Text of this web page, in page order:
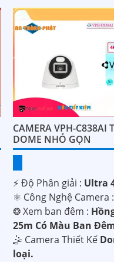
CAMERA VPH-C838AI
DOME NHỎ GỌN
️⚡ Độ Phân giải : Ultra
⚛️ Công Nghệ Camera :
❂ Xem ban đêm :
25m Có Màu Ban
🤹 Camera Thiết Kế
loại.